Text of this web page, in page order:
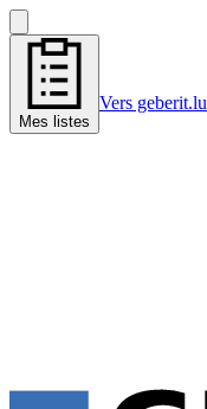
Mes listes
Vers geberit.lu